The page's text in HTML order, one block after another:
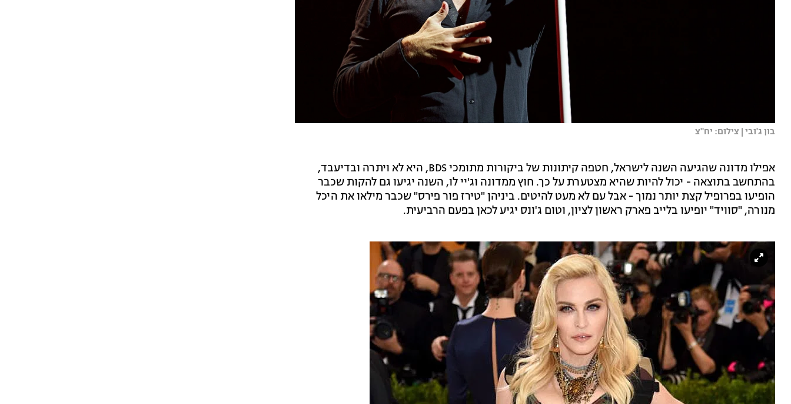
בון ג'ובי | צילום: יח"צ
אפילו מדונה שהגיעה השנה לישראל, חטפה קיתונות של ביקורות מתומכי BDS, היא לא ויתרה ובדיעבד,
בהתחשב בתוצאה - יכול להיות שהיא מצטערת על כך. חוץ ממדונה וג'יי לו, השנה יגיעו גם להקות שכבר
הופיעו בפרופיל קצת יותר נמוך - אבל עם לא מעט להיטים. ביניהן "טירז פור פירס" שכבר מילאו את היכל
מנורה, "סוויד" יופיעו בלייב פארק ראשון לציון, וטום ג'ונס יגיע לכאן בפעם הרביעית.